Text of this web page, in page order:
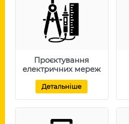
Проєктування
електричних мереж
Детальніше